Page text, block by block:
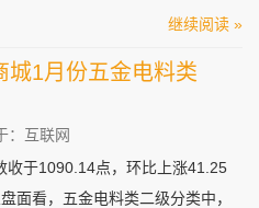
继续阅读 »
城1月份五金电料类
：互联网
收于1090.14点，环比上涨41.25
面看，五金电料类二级分类中，